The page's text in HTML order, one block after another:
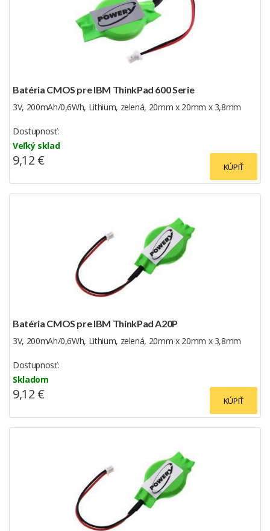
Batéria CMOS pre IBM ThinkPad 600 Serie
3V, 200mAh/0,6Wh, Lithium, zelená, 20mm x 20mm x 3,8mm
Dostupnosť:
Veľký sklad
KÚPIŤ
9,12 €
Batéria CMOS pre IBM ThinkPad A20P
3V, 200mAh/0,6Wh, Lithium, zelená, 20mm x 20mm x 3,8mm
Dostupnosť:
Skladom
KÚPIŤ
9,12 €